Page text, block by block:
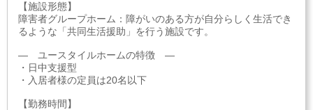
【施設形態】
障害者グループホーム：障がいのある方が自分らしく生活でき
るような「共同生活援助」を行う施設です。
― ユースタイルホームの特徴 ―
・日中支援型
・入居者様の定員は20名以下
【勤務時間】